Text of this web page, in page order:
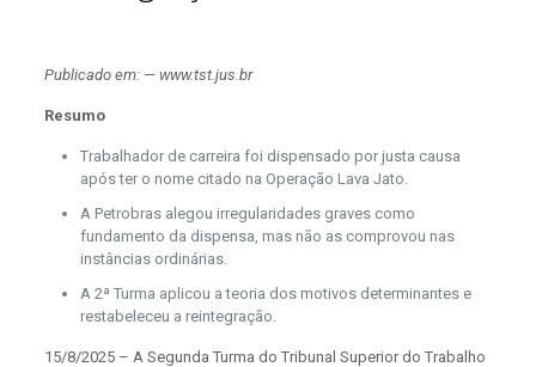
Publicado em: — www.tst.jus.br
Resumo
Trabalhador de carreira foi dispensado por justa causa
após ter o nome citado na Operação Lava Jato.
A Petrobras alegou irregularidades graves como
fundamento da dispensa, mas não as comprovou nas
instâncias ordinárias.
A 2ª Turma aplicou a teoria dos motivos determinantes e
restabeleceu a reintegração.
15/8/2025 – A Segunda Turma do Tribunal Superior do Trabalho